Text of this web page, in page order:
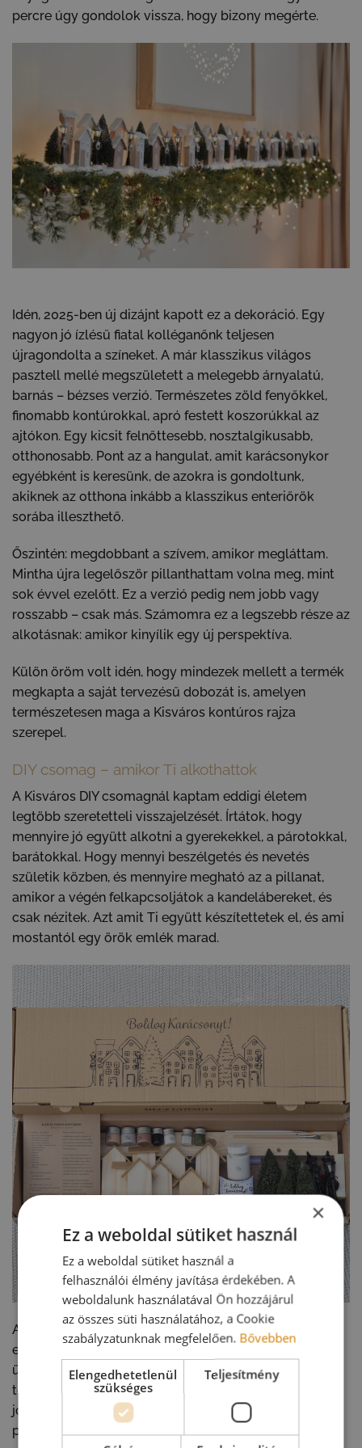
percre úgy gondolok vissza, hogy bizony megérte.
Idén, 2025-ben új dizájnt kapott ez a dekoráció. Egy
nagyon jó ízlésű fiatal kolléganőnk teljesen
újragondolta a színeket. A már klasszikus világos
pasztell mellé megszületett a melegebb árnyalatú,
barnás – bézses verzió. Természetes zöld fenyőkkel,
finomabb kontúrokkal, apró festett koszorúkkal az
ajtókon. Egy kicsit felnőttesebb, nosztalgikusabb,
otthonosabb. Pont az a hangulat, amit karácsonykor
egyébként is keresünk, de azokra is gondoltunk,
akiknek az otthona inkább a klasszikus enteriőrök
sorába illeszthető.
Őszintén: megdobbant a szívem, amikor megláttam.
Mintha újra legelőször pillanthattam volna meg, mint
sok évvel ezelőtt. Ez a verzió pedig nem jobb vagy
rosszabb – csak más. Számomra ez a legszebb része az
alkotásnak: amikor kinyílik egy új perspektíva.
Külön öröm volt idén, hogy mindezek mellett a termék
megkapta a saját tervezésű dobozát is, amelyen
természetesen maga a Kisváros kontúros rajza
szerepel.
DIY csomag – amikor Ti alkothattok
A Kisváros DIY csomagnál kaptam eddigi életem
legtöbb szeretetteli visszajelzését. Írtátok, hogy
mennyire jó együtt alkotni a gyerekekkel, a párotokkal,
barátokkal. Hogy mennyi beszélgetés és nevetés
születik közben, és mennyire megható az a pillanat,
amikor a végén felkapcsoljátok a kandelábereket, és
csak nézitek. Azt amit Ti együtt készítettetek el, és ami
mostantól egy örök emlék marad.
A Kisvárosnak tényleg van valami varázsa. Nem csak
egy dekoráció. Egy apró rítus, amivel elkezdődik az
ünnepi készülődés. Eredetileg ablakpárkányba
terveztem, de már megmutattátok azt is, hogy bárhol
jól mutat: asztalon, komódon, polcon, recepciós
pulton…
×
Ez a weboldal sütiket használ
Ez a weboldal sütiket használ a
felhasználói élmény javítása érdekében. A
weboldalunk használatával Ön hozzájárul
az összes süti használatához, a Cookie
szabályzatunknak megfelelően. Bővebben
Elengedhetetlenül
szükséges
Teljesítmény